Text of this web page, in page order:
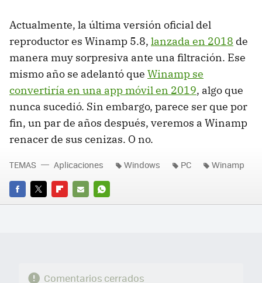
Actualmente, la última versión oficial del
reproductor es Winamp 5.8, lanzada en 2018 de
manera muy sorpresiva ante una filtración. Ese
mismo año se adelantó que Winamp se
convertiría en una app móvil en 2019, algo que
nunca sucedió. Sin embargo, parece ser que por
fin, un par de años después, veremos a Winamp
renacer de sus cenizas. O no.
FACEBOOK
TWITTERFLIPBOARD
E-
WHATSAPP
TEMAS Aplicaciones Windows PC Winamp
Comentarios cerrados